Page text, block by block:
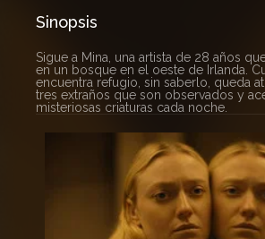
Sinopsis
Sigue a Mina, una artista de 28 años
en un bosque en el oeste de Irlanda.
encuentra refugio, sin saberlo, queda
tres extraños que son observados y
misteriosas criaturas cada noche.